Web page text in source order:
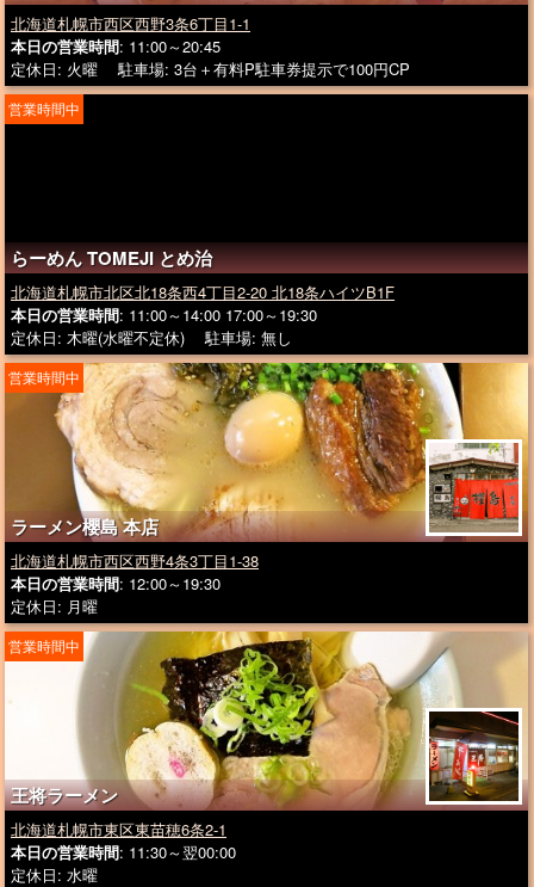
北海道札幌市西区西野3条6丁目1-1
本日の営業時間: 11:00～20:45
定休日: 火曜 駐車場: 3台＋有料P駐車券提示で100円CP
らーめん TOMEJI とめ治
営業時間中
北海道札幌市北区北18条西4丁目2-20 北18条ハイツB1F
本日の営業時間: 11:00～14:00 17:00～19:30
定休日: 木曜(水曜不定休) 駐車場: 無し
ラーメン櫻島 本店
営業時間中
北海道札幌市西区西野4条3丁目1-38
本日の営業時間: 12:00～19:30
定休日: 月曜
王将ラーメン
営業時間中
北海道札幌市東区東苗穂6条2-1
本日の営業時間: 11:30～翌00:00
定休日: 水曜